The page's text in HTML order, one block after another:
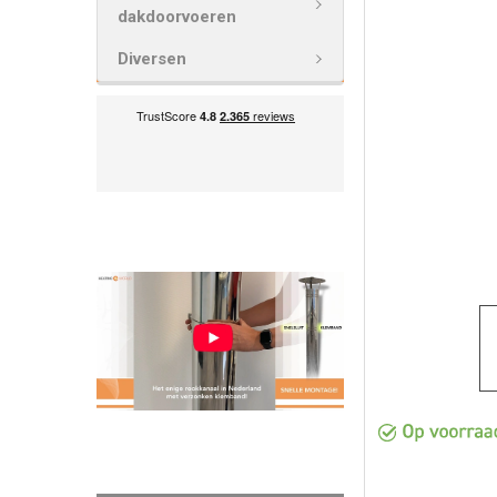
dakdoorvoeren
Diversen